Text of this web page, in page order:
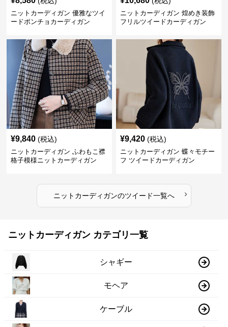
ニットカーディガン 優雅なツイ
ードポンチョカーディガン
ニットカーディガン 煌めき装飾
フリルツイードカーディガン
¥9,840 (税込)
ニットカーディガン ふわもこ襟
格子模様ニットカーディガン
¥9,420 (税込)
ニットカーディガン 蝶々モチー
フ ツイードカーディガン
ニットカーディガンのツイード一覧へ ›
ニットカーディガン カテゴリ一覧
シャギー
モヘア
ケーブル